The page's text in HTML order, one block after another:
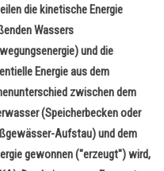
die kinetische Energie
Wassers
und die
Energie aus dem
zwischen dem
(Speicherbecken oder
Aufstau) und dem
gewonnen ("erzeugt") wird,